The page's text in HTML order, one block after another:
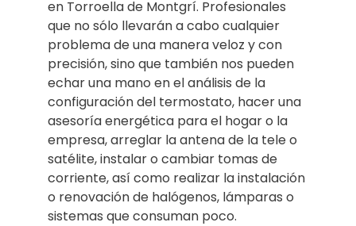
en Torroella de Montgrí. Profesionales
que no sólo llevarán a cabo cualquier
problema de una manera veloz y con
precisión, sino que también nos pueden
echar una mano en el análisis de la
configuración del termostato, hacer una
asesoría energética para el hogar o la
empresa, arreglar la antena de la tele o
satélite, instalar o cambiar tomas de
corriente, así como realizar la instalación
o renovación de halógenos, lámparas o
sistemas que consuman poco.